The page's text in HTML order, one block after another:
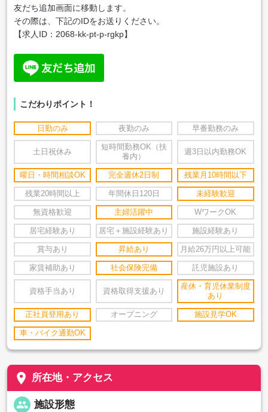
友だち追加画面に移動します。
その際は、下記のIDをお送りください。
【求人ID：2068-kk-pt-p-rgkp】
こだわりポイント！
日勤のみ 夜勤のみ 早番勤務のみ
土日祝休み
短時間勤務OK（扶
養内）
週3日以内勤務OK
曜日・時間相談OK 完全週休2日制 残業月10時間以下
残業20時間以上 年間休日120日 未経験歓迎
無資格歓迎 主婦活躍中 WワークOK
居宅経験あり 居宅＋施設経験あり 施設経験あり
賞与あり 昇給あり 月給26万円以上可能
家賃補助あり 社会保険完備 託児施設あり
資格手当あり 資格取得支援あり
産休・育児休業制度
あり
正社員登用あり オープニング 施設見学OK
車・バイク通勤OK
place 所在地・アクセス
people 施設形態